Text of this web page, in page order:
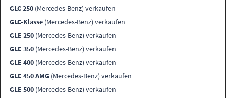
GLC 250 (Mercedes-Benz) verkaufen
GLC-Klasse (Mercedes-Benz) verkaufen
GLE 250 (Mercedes-Benz) verkaufen
GLE 350 (Mercedes-Benz) verkaufen
GLE 400 (Mercedes-Benz) verkaufen
GLE 450 AMG (Mercedes-Benz) verkaufen
GLE 500 (Mercedes-Benz) verkaufen